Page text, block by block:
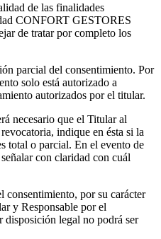
de las finalidades
CONFORT GESTORES
de tratar por completo los
parcial del consentimiento. Por
solo está autorizado a
autorizados por el titular.
necesario que el Titular al
indique en ésta si la
total o parcial. En el evento de
con claridad con cuál
consentimiento, por su carácter
y Responsable por el
legal no podrá ser